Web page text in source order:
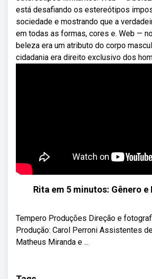
está desafiando os estereótipos
sociedade e mostrando que a
em todas as formas, cores e. Web —
beleza era um atributo do corpo
cidadania era direito exclusivo dos
Rita em 5 minutos: Gênero e
Tempero Produções Direção e
Produção: Carol Perroni Assistentes
Matheus Miranda e ...